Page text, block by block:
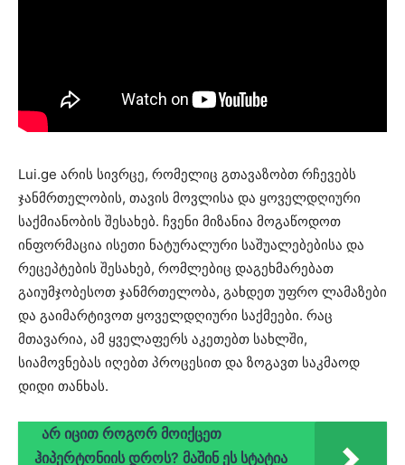
Lui.ge არის სივრცე, რომელიც გთავაზობთ რჩევებს
ჯანმრთელობის, თავის მოვლისა და ყოველდღიური
საქმიანობის შესახებ. ჩვენი მიზანია მოგაწოდოთ
ინფორმაცია ისეთი ნატურალური საშუალებებისა და
რეცეპტების შესახებ, რომლებიც დაგეხმარებათ
გაიუმჯობესოთ ჯანმრთელობა, გახდეთ უფრო ლამაზები
და გაიმარტივოთ ყოველდღიური საქმეები. რაც
მთავარია, ამ ყველაფერს აკეთებთ სახლში,
სიამოვნებას იღებთ პროცესით და ზოგავთ საკმაოდ
დიდი თანხას.
არ იცით როგორ მოიქცეთ
ჰიპერტონიის დროს? მაშინ ეს სტატია